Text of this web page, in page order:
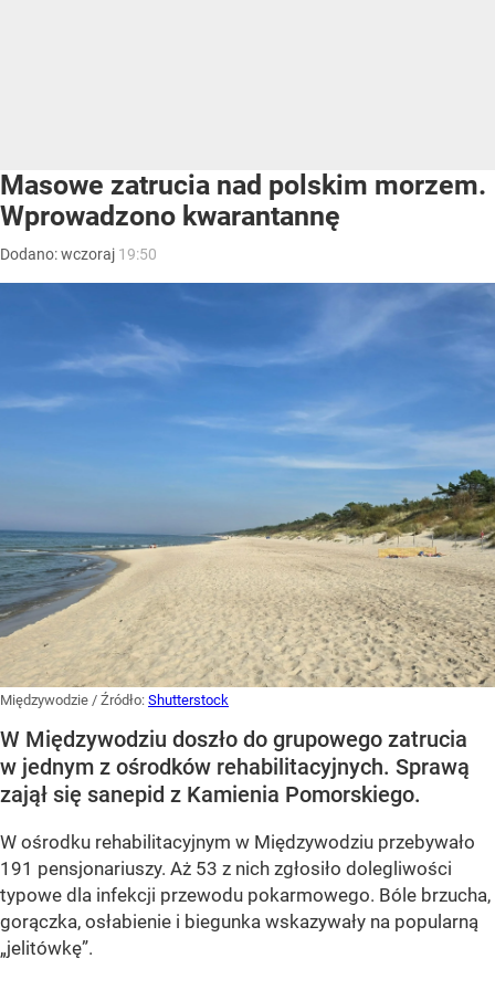
Masowe zatrucia nad polskim morzem.
Wprowadzono kwarantannę
Dodano:wczoraj 19:50
Międzywodzie / Źródło: Shutterstock
W Międzywodziu doszło do grupowego zatrucia
w jednym z ośrodków rehabilitacyjnych. Sprawą
zajął się sanepid z Kamienia Pomorskiego.
W ośrodku rehabilitacyjnym w Międzywodziu przebywało
191 pensjonariuszy. Aż 53 z nich zgłosiło dolegliwości
typowe dla infekcji przewodu pokarmowego. Bóle brzucha,
gorączka, osłabienie i biegunka wskazywały na popularną
„jelitówkę”.